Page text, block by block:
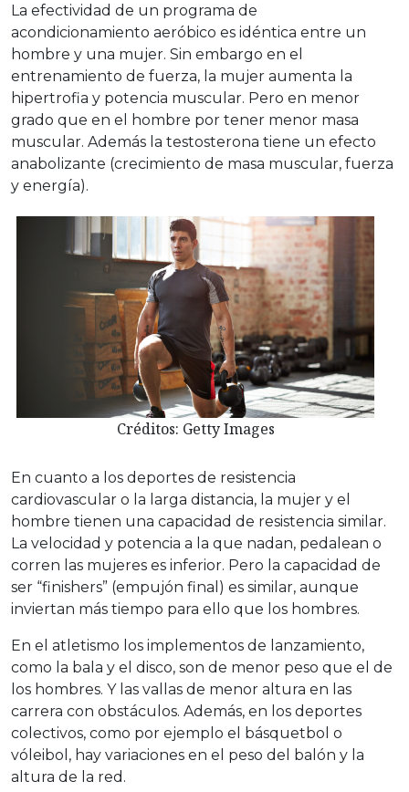
La efectividad de un programa de
acondicionamiento aeróbico es idéntica entre un
hombre y una mujer. Sin embargo en el
entrenamiento de fuerza, la mujer aumenta la
hipertrofia y potencia muscular. Pero en menor
grado que en el hombre por tener menor masa
muscular. Además la testosterona tiene un efecto
anabolizante (crecimiento de masa muscular, fuerza
y energía).
Créditos: Getty Images
En cuanto a los deportes de resistencia
cardiovascular o la larga distancia, la mujer y el
hombre tienen una capacidad de resistencia similar.
La velocidad y potencia a la que nadan, pedalean o
corren las mujeres es inferior. Pero la capacidad de
ser “finishers” (empujón final) es similar, aunque
inviertan más tiempo para ello que los hombres.
En el atletismo los implementos de lanzamiento,
como la bala y el disco, son de menor peso que el de
los hombres. Y las vallas de menor altura en las
carrera con obstáculos. Además, en los deportes
colectivos, como por ejemplo el básquetbol o
vóleibol, hay variaciones en el peso del balón y la
altura de la red.